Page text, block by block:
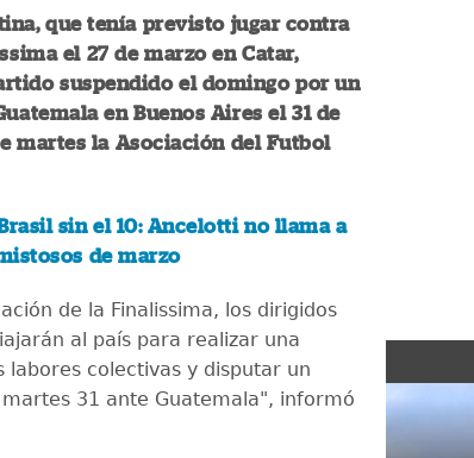
que tenía previsto jugar contra
el 27 de marzo en Catar,
suspendido el domingo por un
en Buenos Aires el 31 de
martes la Asociación del Futbol
sin el 10: Ancelotti no llama a
de marzo
de la Finalissima, los dirigidos
al país para realizar una
labores colectivas y disputar un
31 ante Guatemala", informó